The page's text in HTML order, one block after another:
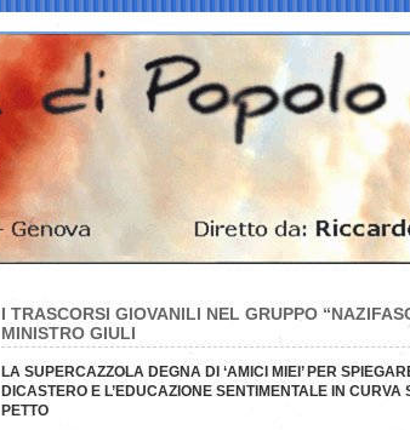
I TRASCORSI GIOVANILI NEL GRUPPO
MINISTRO GIULI
LA SUPERCAZZOLA DEGNA DI ‘AMICI MIEI’ PER
DICASTERO E L’EDUCAZIONE SENTIMENTALE IN CURVA
PETTO